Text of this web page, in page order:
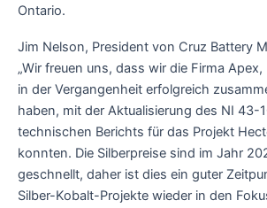
Ontario.
Jim Nelson, President von Cruz Battery
„Wir freuen uns, dass wir die Firma
in der Vergangenheit erfolgreich
haben, mit der Aktualisierung des NI 43-
technischen Berichts für das Projekt
konnten. Die Silberpreise sind im Jahr
geschnellt, daher ist dies ein guter
Silber-Kobalt-Projekte wieder in den